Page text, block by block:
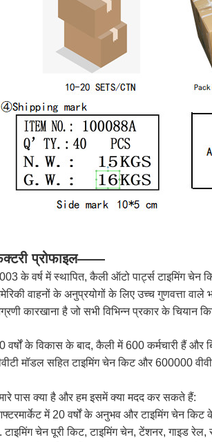
प्रोफाइल——
के वर्ष में स्थापित, कैली ऑटो पार्ट्स टाइमिंग चेन
वाहनों के अनुप्रयोगों के लिए उच्च गुणवत्ता
कारखाना है जो सभी विभिन्न प्रकार के चियान
वर्षों के विकास के बाद, कैली में 600 कर्मचारी हैं
मॉडल सहित टाइमिंग चेन किट और 600000
पास क्या है और हम इसमें क्या मदद कर सकते हैं:
में 20 वर्षों के अनुभव और टाइमिंग चेन
टाइमिंग चेन पूरी किट, टाइमिंग चेन, टेंशनर, गाइड